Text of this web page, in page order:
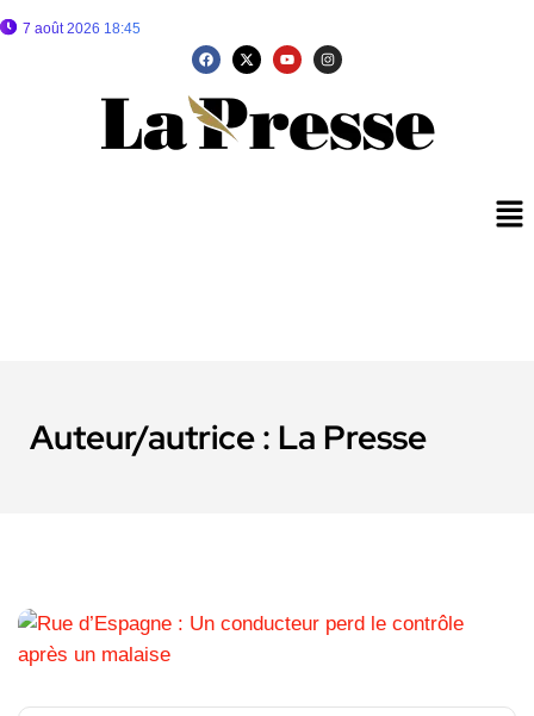
7 août 2026 18:45
Auteur/autrice : La Presse